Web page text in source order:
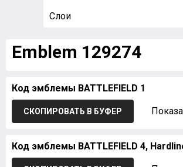
Слои
Emblem 129274
Код эмблемы BATTLEFIELD 1
СКОПИРОВАТЬ В БУФЕР
Код эмблемы BATTLEFIELD 4,